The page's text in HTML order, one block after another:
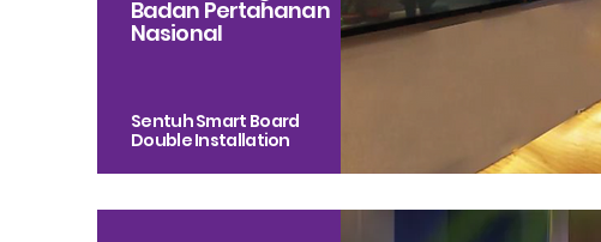
Badan Pertahanan
Nasional
Sentuh Smart Board
Double Installation